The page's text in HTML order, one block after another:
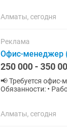
Алматы, сегодня
Реклама
Офис-менеджер
250 000 - 350
📢 Требуется офис-менеджер
Обязанности: •
Алматы, сегодня